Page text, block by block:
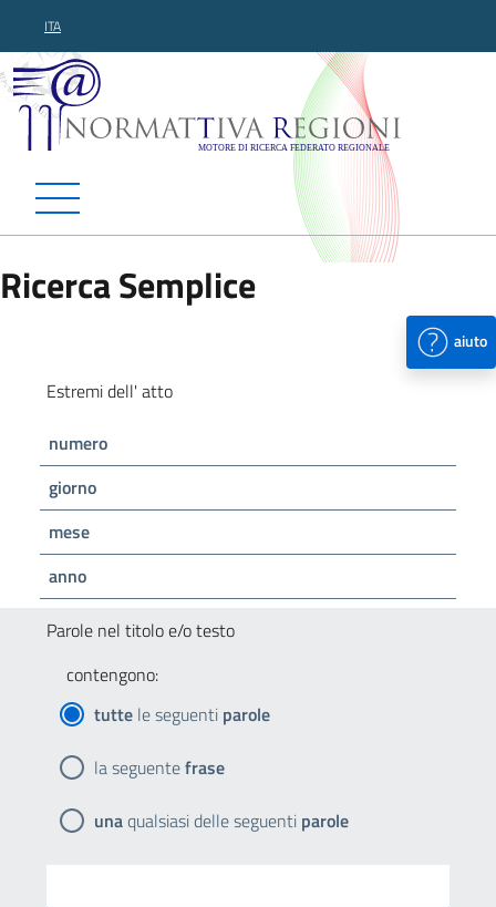
ITA
Normattiva Regioni -
Ricerca Semplice
aiuto
Estremi dell' atto
numero
giorno
mese
anno
Parole nel titolo e/o testo
contengono:
tutte le seguenti parole
la seguentefrase
unaqualsiasi delle seguenti parole